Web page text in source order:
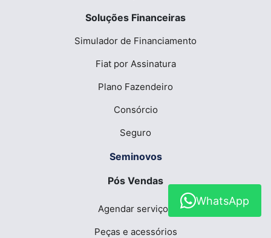
Soluções Financeiras
Simulador de Financiamento
Fiat por Assinatura
Plano Fazendeiro
Consórcio
Seguro
Seminovos
Pós Vendas
Agendar serviços
Peças e acessórios
WhatsApp